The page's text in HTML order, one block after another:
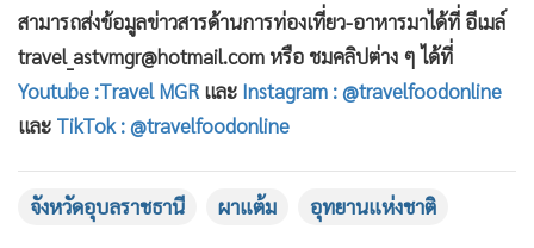
• กองทุนรวม
• Celeb Online
• Factcheck
• ญี่ปุ่น
• News1
Gotomanager
สามารถส่งข้อมูลข่าวสารด้านการท่องเที่ยว-อาหารมาได้ที่ อีเมล์
travel_astvmgr@hotmail.com หรือ ชมคลิปต่าง ๆ ได้ที่
Youtube :Travel MGR และ Instagram : @travelfoodonline
และ TikTok : @travelfoodonline
จังหวัดอุบลราชธานี ผาแต้ม อุทยานแห่งชาติ